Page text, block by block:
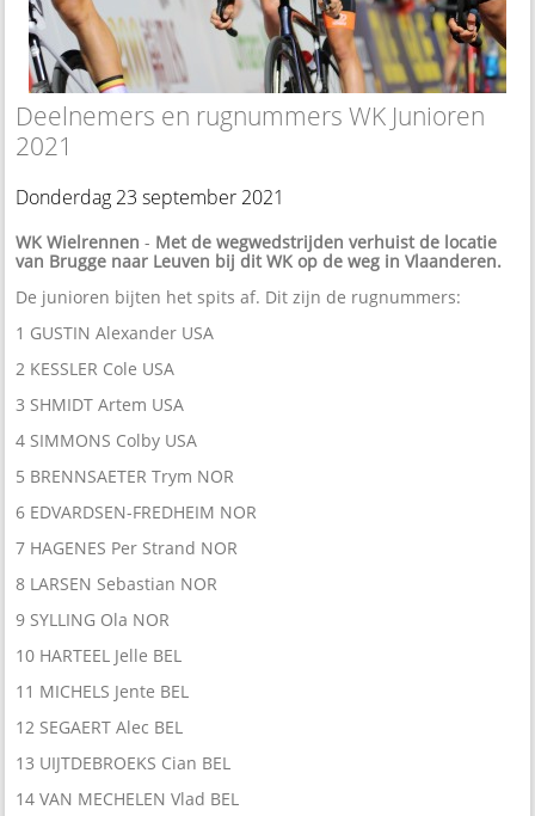
Deelnemers en rugnummers WK Junioren
2021
Donderdag 23 september 2021
WK Wielrennen - Met de wegwedstrijden verhuist de locatie
van Brugge naar Leuven bij dit WK op de weg in Vlaanderen.
De junioren bijten het spits af. Dit zijn de rugnummers:
1 GUSTIN Alexander USA
2 KESSLER Cole USA
3 SHMIDT Artem USA
4 SIMMONS Colby USA
5 BRENNSAETER Trym NOR
6 EDVARDSEN-FREDHEIM NOR
7 HAGENES Per Strand NOR
8 LARSEN Sebastian NOR
9 SYLLING Ola NOR
10 HARTEEL Jelle BEL
11 MICHELS Jente BEL
12 SEGAERT Alec BEL
13 UIJTDEBROEKS Cian BEL
14 VAN MECHELEN Vlad BEL